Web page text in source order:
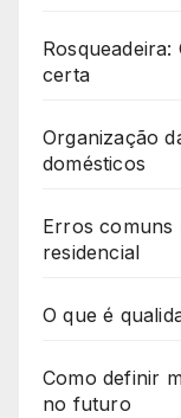
certa
Organização
domésticos
Erros comuns
residencial
O que é
Como definir
no futuro